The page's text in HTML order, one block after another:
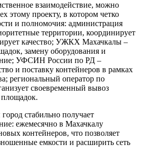
взаимодействие, можно
этому проекту, в котором четко
и полномочия: администрация
территории, координирует
качество; УЖКХ Махачкалы –
замену оборудования и
УФСИН России по РД –
и поставку контейнеров в рамках
региональный оператор по
своевременный вывоз
стабильно получает
ежемесячно в Махачкалу
контейнеров, что позволяет
емкости и расширить сеть